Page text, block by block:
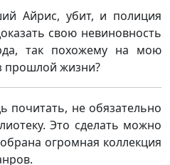
Айрис, убит, и полиция
свою невиновность
так похожему на мою
прошлой жизни?
почитать, не обязательно
Это сделать можно
огромная коллекция